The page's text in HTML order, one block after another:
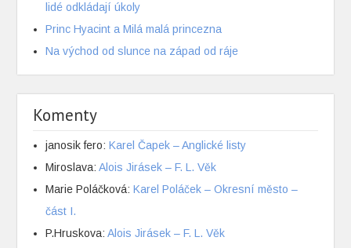
lidé odkládají úkoly
Princ Hyacint a Milá malá princezna
Na východ od slunce na západ od ráje
Komenty
janosik fero:Karel Čapek – Anglické listy
Miroslava:Alois Jirásek – F. L. Věk
Marie Poláčková:Karel Poláček – Okresní město –
část I.
P.Hruskova:Alois Jirásek – F. L. Věk